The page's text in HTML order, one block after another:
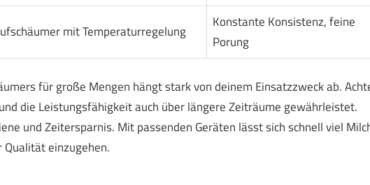
mit Temperaturregelung
Konstante Konsistenz, feine
Porung
für große Mengen hängt stark von deinem Einsatzzweck ab.
die Leistungsfähigkeit auch über längere Zeiträume gewährleistet.
und Zeitersparnis. Mit passenden Geräten lässt sich schnell viel
einzugehen.